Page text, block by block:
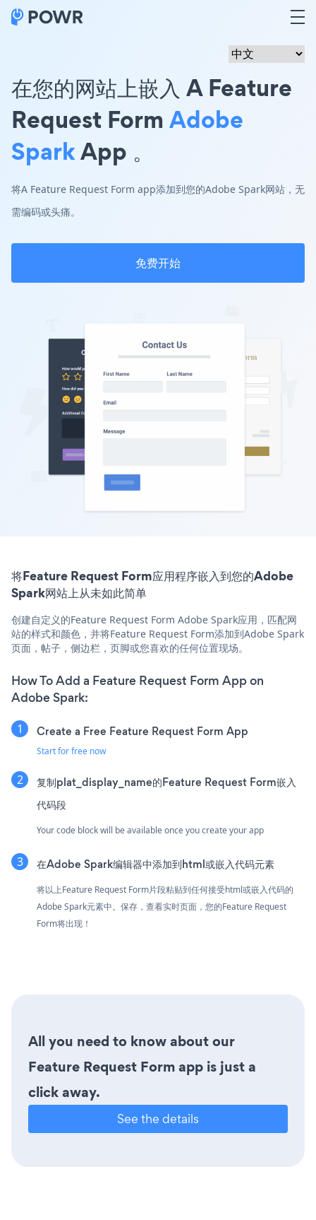
在您的网站上嵌入 A Feature
Request Form Adobe
SparkApp 。
将A Feature Request Form app添加到您的Adobe Spark网站，无
需编码或头痛。
免费开始
将Feature Request Form应用程序嵌入到您的Adobe
Spark网站上从未如此简单
创建自定义的Feature Request Form Adobe Spark应用，匹配网
站的样式和颜色，并将Feature Request Form添加到Adobe Spark
页面，帖子，侧边栏，页脚或您喜欢的任何位置现场。
How To Add a Feature Request Form App on
Adobe Spark:
Create a Free Feature Request Form App
Start for free now
复制plat_display_name的Feature Request Form嵌入
代码段
Your code block will be available once you create your app
在Adobe Spark编辑器中添加到html或嵌入代码元素
将以上Feature Request Form片段粘贴到任何接受html或嵌入代码的
Adobe Spark元素中。保存，查看实时页面，您的Feature Request
Form将出现！
All you need to know about our
Feature Request Form app is just a
click away.
See the details